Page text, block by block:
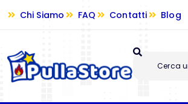
Chi Siamo FAQ Contatti Blog